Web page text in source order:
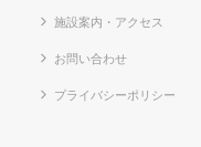
施設案内・アクセス
お問い合わせ
プライバシーポリシー